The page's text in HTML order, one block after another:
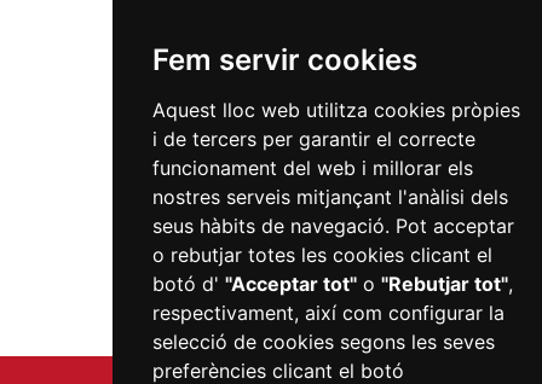
Fem servir cookies
Aquest lloc web utilitza cookies pròpies
i de tercers per garantir el correcte
funcionament del web i millorar els
nostres serveis mitjançant l'anàlisi dels
seus hàbits de navegació. Pot acceptar
o rebutjar totes les cookies clicant el
botó d' "Acceptar tot"o "Rebutjar tot",
respectivament, així com configurar la
selecció de cookies segons les seves
preferències clicant el botó